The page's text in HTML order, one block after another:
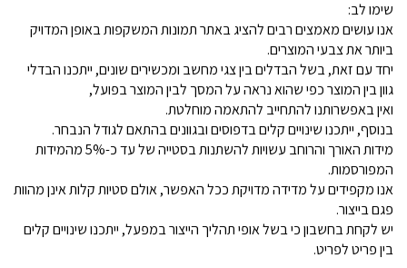
שימו לב:
אנו עושים מאמצים רבים להציג באתר תמונות המשקפות באופן המדויק
ביותר את צבעי המוצרים.
יחד עם זאת, בשל הבדלים בין צגי מחשב ומכשירים שונים, ייתכנו הבדלי
גוון בין המוצר כפי שהוא נראה על המסך לבין המוצר בפועל,
ואין באפשרותנו להתחייב להתאמה מוחלטת.
בנוסף, ייתכנו שינויים קלים בדפוסים ובגוונים בהתאם לגודל הנבחר.
מידות האורך והרוחב עשויות להשתנות בסטייה של עד כ-5% מהמידות
המפורסמות.
אנו מקפידים על מדידה מדויקת ככל האפשר, אולם סטיות קלות אינן מהוות
פגם בייצור.
יש לקחת בחשבון כי בשל אופי תהליך הייצור במפעל, ייתכנו שינויים קלים
בין פריט לפריט.